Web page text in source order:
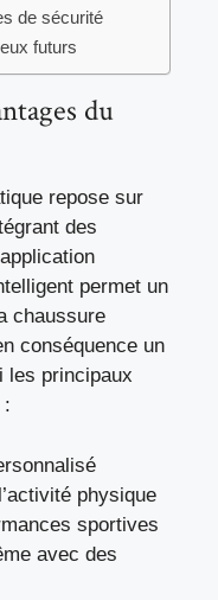
de sécurité
futurs
du
repose sur
des
permet un
chaussure
conséquence un
les principaux
:
physique
sportives
avec des